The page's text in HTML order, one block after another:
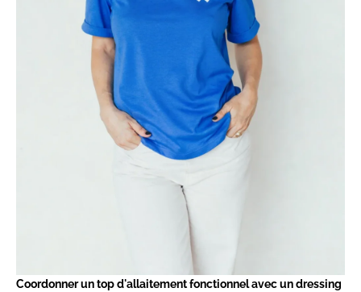
Coordonner un top d'allaitement fonctionnel avec un dressing